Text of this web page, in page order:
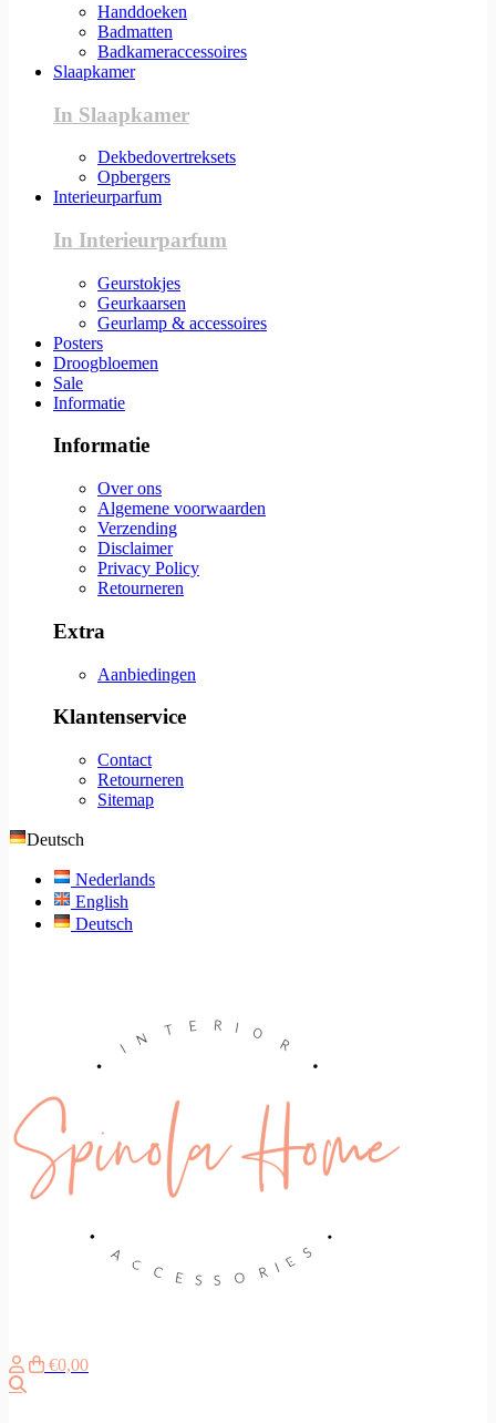
Handdoeken
Badmatten
Badkameraccessoires
Slaapkamer
In Slaapkamer
Dekbedovertreksets
Opbergers
Interieurparfum
In Interieurparfum
Geurstokjes
Geurkaarsen
Geurlamp & accessoires
Posters
Droogbloemen
Sale
Informatie
Informatie
Over ons
Algemene voorwaarden
Verzending
Disclaimer
Privacy Policy
Retourneren
Extra
Aanbiedingen
Klantenservice
Contact
Retourneren
Sitemap
Deutsch
Nederlands
English
Deutsch
€0,00